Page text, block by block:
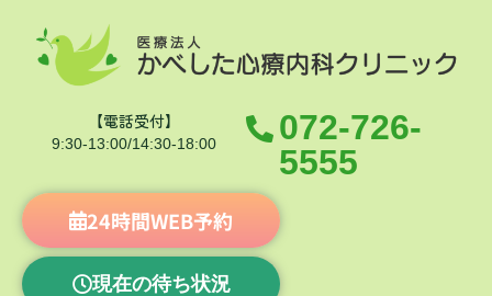
【電話受付】
9:30-13:00/14:30-18:00
072-726-
5555
24時間WEB予約
現在の待ち状況